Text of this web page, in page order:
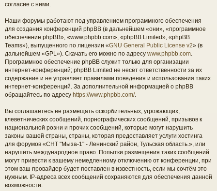
согласие с ними.
Наши форумы работают под управлением программного обеспечения
для создания конференций phpBB (в дальнейшем «они», «программное
обеспечение phpBB», «www.phpbb.com», «phpBB Limited», «phpBB
Teams»), выпущенного по лицензии «GNU General Public License v2» (в
дальнейшем «GPL»). Скачать его можно по адресу www.phpbb.com
Программное обеспечение phpBB служит только для организации
интернет-конференций; phpBB Limited не несёт ответственности за их
содержание и не управляет правилами поведения и использования таких
интернет-конференций. За дополнительной информацией о phpBB
обращайтесь по адресу https://www.phpbb.com/.
Вы соглашаетесь не размещать оскорбительных, угрожающих,
клеветнических сообщений, порнографических сообщений, призывов к
национальной розни и прочих сообщений, которые могут нарушить
законы вашей страны, страны, которая предоставляет услуги хостинга
для форумов «СНТ "Мыза-1" - Ленинский район, Тульская область.», или
нарушить международное право. Попытки размещения таких сообщений
могут привести к вашему немедленному отключению от конференции, при
этом ваш провайдер будет поставлен в известность, если мы сочтём это
нужным. IP-адреса всех сообщений сохраняются для обеспечения данной
возможности.